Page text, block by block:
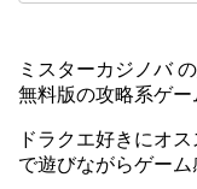
ミスターカジノバ の
無料版の攻略系ゲー
ドラクエ好きにオ
で遊びながらゲーム